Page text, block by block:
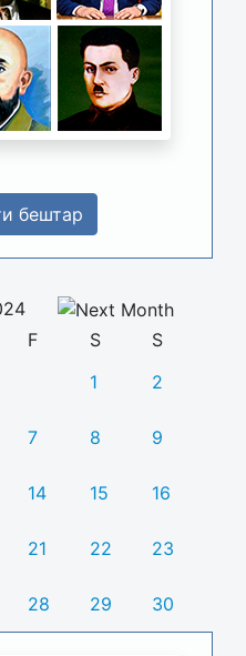
бештар
F S
S
1
2
7 8 9
14 15 16
21 22 23
28 29 30